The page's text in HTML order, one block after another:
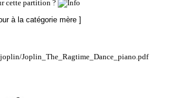
à la catégorie mère ]
Joplin_The_Ragtime_Dance_piano.pdf